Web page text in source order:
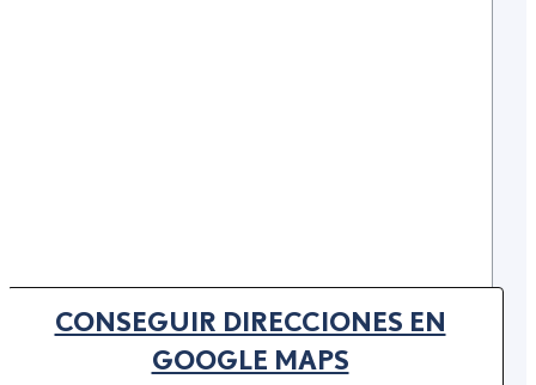
CONSEGUIR DIRECCIONES EN
GOOGLE MAPS(OPENS IN NEW TAB)